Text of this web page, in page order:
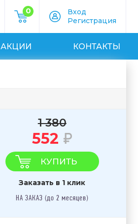
0
Вход
Регистрация
АКЦИИ КОНТАКТЫ
1 380
552
КУПИТЬ
Заказать в 1 клик
НА ЗАКАЗ (до 2 месяцев)